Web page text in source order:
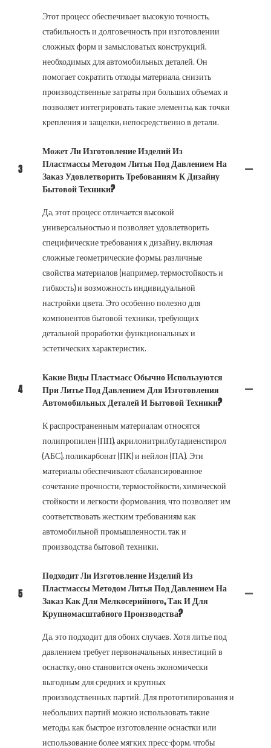
Этот процесс обеспечивает высокую точность,
стабильность и долговечность при изготовлении
сложных форм и замысловатых конструкций,
необходимых для автомобильных деталей. Он
помогает сократить отходы материала, снизить
производственные затраты при больших объемах и
позволяет интегрировать такие элементы, как точки
крепления и защелки, непосредственно в детали.
3
Может Ли Изготовление Изделий Из
Пластмассы Методом Литья Под Давлением На
Заказ Удовлетворить Требованиям К Дизайну
Бытовой Техники?
Да, этот процесс отличается высокой
универсальностью и позволяет удовлетворить
специфические требования к дизайну, включая
сложные геометрические формы, различные
свойства материалов (например, термостойкость и
гибкость) и возможность индивидуальной
настройки цвета. Это особенно полезно для
компонентов бытовой техники, требующих
детальной проработки функциональных и
эстетических характеристик.
4
Какие Виды Пластмасс Обычно Используются
При Литье Под Давлением Для Изготовления
Автомобильных Деталей И Бытовой Техники?
К распространенным материалам относятся
полипропилен (ПП), акрилонитрилбутадиенстирол
(АБС), поликарбонат (ПК) и нейлон (ПА). Эти
материалы обеспечивают сбалансированное
сочетание прочности, термостойкости, химической
стойкости и легкости формования, что позволяет им
соответствовать жестким требованиям как
автомобильной промышленности, так и
производства бытовой техники.
5
Подходит Ли Изготовление Изделий Из
Пластмассы Методом Литья Под Давлением На
Заказ Как Для Мелкосерийного, Так И Для
Крупномасштабного Производства?
Да, это подходит для обоих случаев. Хотя литье под
давлением требует первоначальных инвестиций в
оснастку, оно становится очень экономически
выгодным для средних и крупных
производственных партий. Для прототипирования и
небольших партий можно использовать такие
методы, как быстрое изготовление оснастки или
использование более мягких пресс-форм, чтобы